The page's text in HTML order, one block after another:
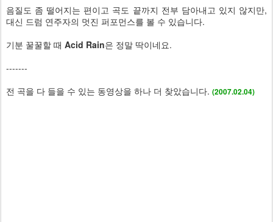
음질도 좀 떨어지는 편이고 곡도 끝까지 전부 담아내고 있지 않지만,
대신 드럼 연주자의 멋진 퍼포먼스를 볼 수 있습니다.
기분 꿀꿀할 때 Acid Rain은 정말 딱이네요.
-------
전 곡을 다 들을 수 있는 동영상을 하나 더 찾았습니다. (2007.02.04)